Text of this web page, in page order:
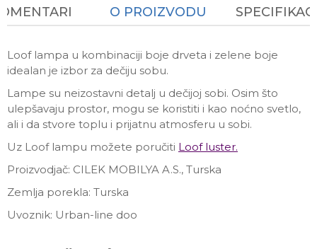
O PROIZVODU
Loof lampa u kombinaciji boje drveta i zelene boje
idealan je izbor za dečiju sobu.
Lampe su neizostavni detalj u dečijoj sobi. Osim što
ulepšavaju prostor, mogu se koristiti i kao noćno svetlo,
ali i da stvore toplu i prijatnu atmosferu u sobi.
Uz Loof lampu možete poručiti Loof luster.
Proizvodjač: CILEK MOBILYA A.S., Turska
Zemlja porekla: Turska
Uvoznik: Urban-line doo